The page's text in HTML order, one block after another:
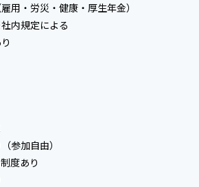
用・労災・健康・厚生年金）
内規定による
参加自由）
度あり